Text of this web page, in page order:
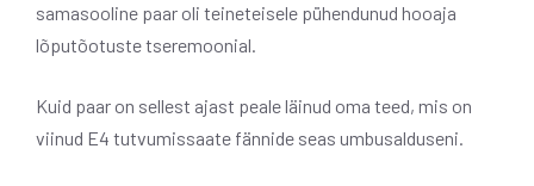
samasooline paar oli teineteisele pühendunud hooaja
lõputõotuste tseremoonial.
Kuid paar on sellest ajast peale läinud oma teed, mis on
viinud E4 tutvumissaate fännide seas umbusalduseni.